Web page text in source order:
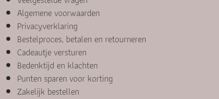
Algemene voorwaarden
Privacyverklaring
Bestelproces, betalen en retourneren
Cadeautje versturen
Bedenktijd en klachten
Punten sparen voor korting
Zakelijk bestellen